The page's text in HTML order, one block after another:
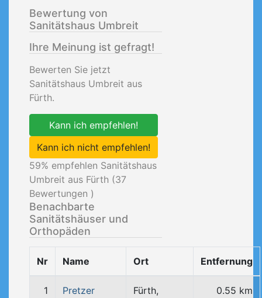
Bewertung von
Sanitätshaus Umbreit
Ihre Meinung ist gefragt!
Bewerten Sie jetzt
Sanitätshaus Umbreit aus
Fürth.
Kann ich empfehlen!
Kann ich nicht empfehlen!
59% empfehlen Sanitätshaus
Umbreit aus Fürth (37
Bewertungen )
Benachbarte
Sanitätshäuser und
Orthopäden
Nr Name Ort Entfernung
1
Pretzer
Fürth,
0.55 km